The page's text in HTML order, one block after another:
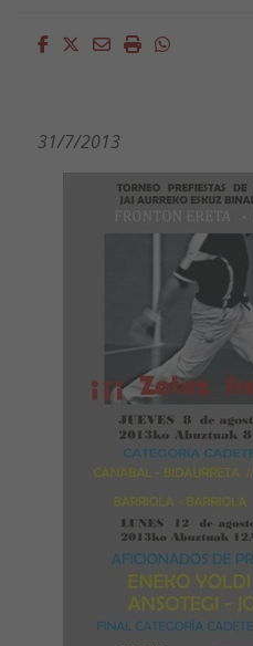
Facebook
Twitter
EmailImprimirWhatsapp
31/7/2013